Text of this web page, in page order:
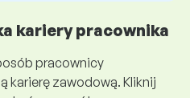
kariery pracownika
pracownicy
karierę zawodową. Kliknij